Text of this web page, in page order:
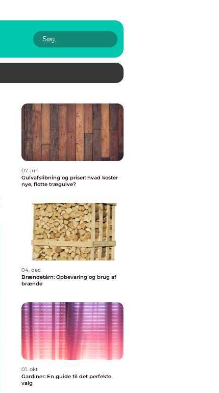
07. jun
Gulvafslibning og priser: hvad koster
nye, flotte trægulve?
04. dec
Brændetårn: Opbevaring og brug af
brænde
01. okt
Gardiner: En guide til det perfekte
valg